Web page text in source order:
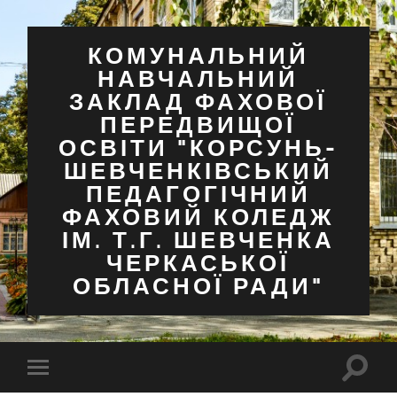
КОМУНАЛЬНИЙ
НАВЧАЛЬНИЙ
ЗАКЛАД ФАХОВОЇ
ПЕРЕДВИЩОЇ
ОСВІТИ "КОРСУНЬ-
ШЕВЧЕНКІВСЬКИЙ
ПЕДАГОГІЧНИЙ
ФАХОВИЙ КОЛЕДЖ
ІМ. Т.Г. ШЕВЧЕНКА
ЧЕРКАСЬКОЇ
ОБЛАСНОЇ РАДИ"
Перемкнути
мобільне